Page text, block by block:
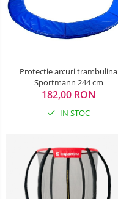
Sac de dormit 150 cm
Sac de dormit tineret
Saltele de infasat
Protectie arcuri trambulina
Sportmann 244 cm
182,00 RON
IN STOC